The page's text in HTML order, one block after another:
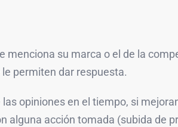
menciona su marca o el de la
permiten dar respuesta.
opiniones en el tiempo, si
alguna acción tomada (subida de